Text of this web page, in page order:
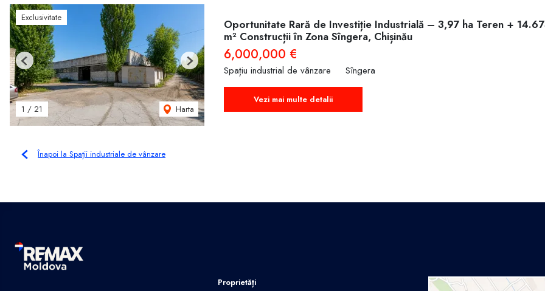
Exclusivitate
1 / 21 Harta
Previous Next
Oportunitate Rară de Investiție Industrială – 3,97 ha Teren +
m² Construcții în Zona Sîngera, Chișinău
6,000,000 €
Spațiu industrial de vânzare Sîngera
Vezi mai multe detalii
Înapoi la Spații industriale de vânzare
Proprietăți